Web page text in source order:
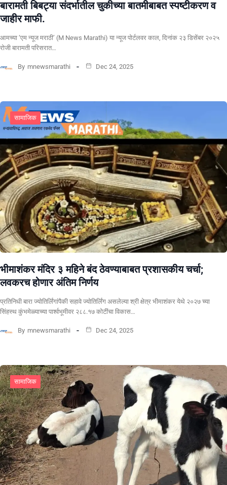
बारामती बिबट्या संदर्भातील चुकीच्या बातमीबाबत स्पष्टीकरण व
जाहीर माफी.
आमच्या ‘एम न्यूज मराठी’ (M News Marathi) या न्यूज पोर्टलवर काल, दिनांक २३ डिसेंबर २०२५
रोजी बारामती परिसरात…
By mnewsmarathi Dec 24, 2025
सामाजिक
भीमाशंकर मंदिर ३ महिने बंद ठेवण्याबाबत प्रशासकीय चर्चा;
लवकरच होणार अंतिम निर्णय
प्रतिनिधी बारा ज्योतिर्लिंगांपैकी सहावे ज्योतिर्लिंग असलेल्या श्री क्षेत्र भीमाशंकर येथे २०२७ च्या
सिंहस्थ कुंभमेळ्याच्या पार्श्वभूमीवर २८८.१७ कोटींचा विकास…
By mnewsmarathi Dec 24, 2025
सामाजिक